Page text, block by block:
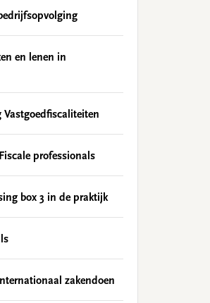
en lenen in
Vastgoedfiscaliteiten
professionals
box 3 in de praktijk
zakendoen